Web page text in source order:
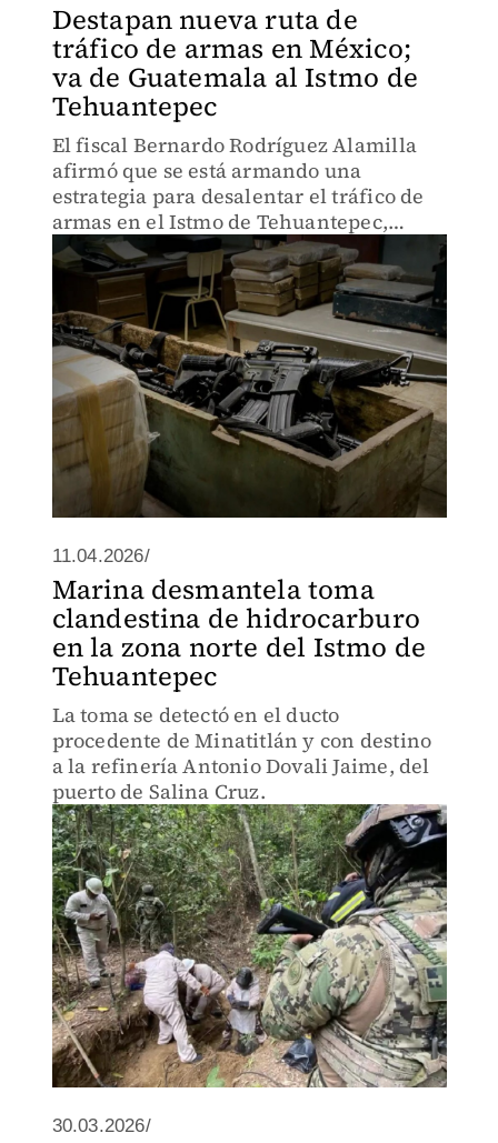
Destapan nueva ruta de
tráfico de armas en México;
va de Guatemala al Istmo de
Tehuantepec
El fiscal Bernardo Rodríguez Alamilla
afirmó que se está armando una
estrategia para desalentar el tráfico de
armas en el Istmo de Tehuantepec,
Oaxaca.
11.04.2026/
Marina desmantela toma
clandestina de hidrocarburo
en la zona norte del Istmo de
Tehuantepec
La toma se detectó en el ducto
procedente de Minatitlán y con destino
a la refinería Antonio Dovali Jaime, del
puerto de Salina Cruz.
30.03.2026/